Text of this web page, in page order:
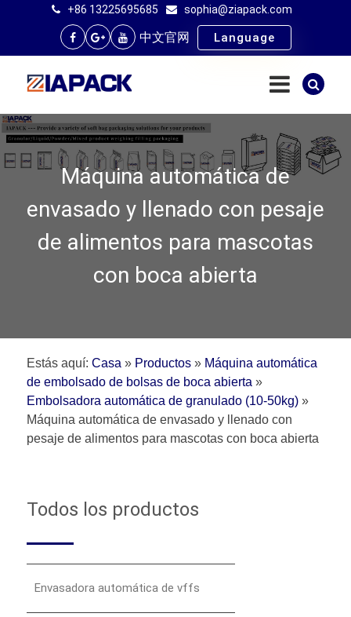
+86 13225695685 sophia@ziapack.com
中文官网 Language
Máquina automática de
envasado y llenado con pesaje
de alimentos para mascotas
con boca abierta
Estás aquí: Casa » Productos » Máquina automática
de embolsado de bolsas de boca abierta »
Embolsadora automática de granulado (10-50kg) »
Máquina automática de envasado y llenado con
pesaje de alimentos para mascotas con boca abierta
Todos los productos
Envasadora automática de vffs